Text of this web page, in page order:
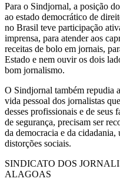
Para o Sindjornal, a posição
ao estado democrático de
no Brasil teve participação
imprensa, para atender aos
receitas de bolo em jornais,
Estado e nem ouvir os dois
bom jornalismo.
O Sindjornal também repudia
vida pessoal dos jornalistas
desses profissionais e de seus
de segurança, precisam ser
da democracia e da
distorções sociais.
SINDICATO DOS
ALAGOAS